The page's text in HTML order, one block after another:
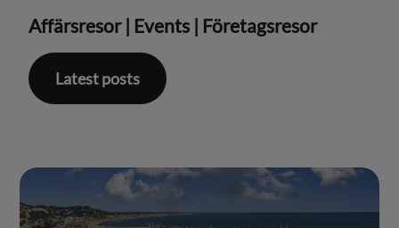
Affärsresor| Events Företagsresor
Latest posts